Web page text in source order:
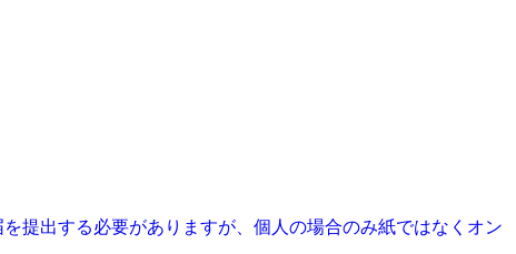
提出する必要がありますが、個人の場合のみ紙ではなくオン